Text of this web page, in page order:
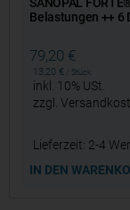
Belastungen ++ 6
79,20 €
13,20€ Stück
inkl. 10% USt.
zzgl.
Lieferzeit: 2-4
IN DEN